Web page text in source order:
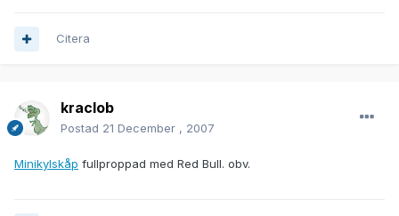
Citera
kraclob
Postad 21 December , 2007
Minikylskåp fullproppad med Red Bull. obv.